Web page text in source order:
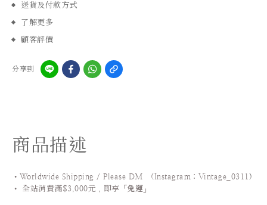
送貨及付款方式
了解更多
顧客評價
分享到
商品描述
•Worldwide Shipping / Please DM (Instagram：Vintage_0311 )
•
全站消費滿$3,000元，即享「 免運 」